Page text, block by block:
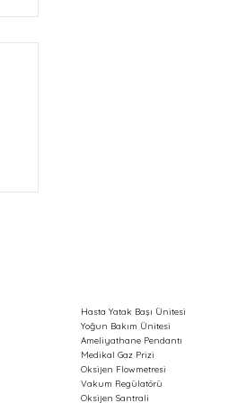
Hasta Yatak Başı Ünitesi
Yoğun Bakım Ünitesi
Ameliyathane Pendantı
Medikal Gaz Prizi
Oksijen Flowmetresi
Vakum Regülatörü
Oksijen Santrali